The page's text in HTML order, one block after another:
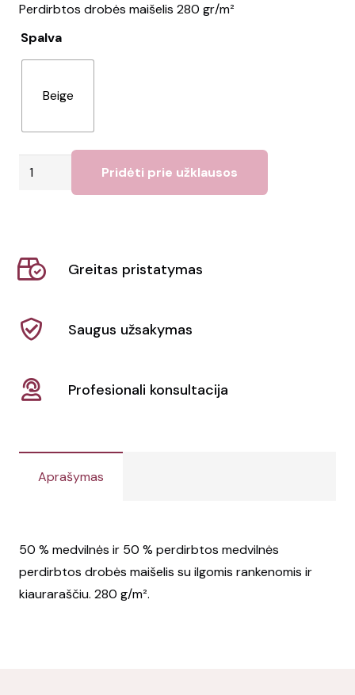
Perdirbtos drobės maišelis 280 gr/m²
Spalva
Beige
produkto
Pridėti prie užklausos
Greitas pristatymas
Saugus užsakymas
Profesionali konsultacija
Aprašymas
50 % medvilnės ir 50 % perdirbtos medvilnės
perdirbtos drobės maišelis su ilgomis rankenomis ir
kiauraraščiu. 280 g/m².